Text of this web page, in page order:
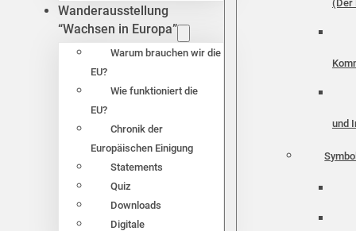
Wanderausstellung
“Wachsen in Europa”
Warum brauchen wir die
EU?
Wie funktioniert die
EU?
Chronik der
Europäischen Einigung
Statements
Quiz
Downloads
Digitale
(Der
und